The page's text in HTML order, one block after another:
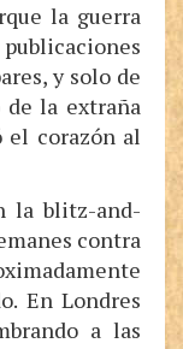
la guerra
y solo de
la extraña
el corazón al
la blitz-and-
contra
En Londres
a las